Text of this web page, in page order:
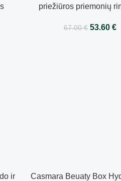
priežiūros priemonių
67.00€ 53.60 €
ir
Casmara Beuaty Box